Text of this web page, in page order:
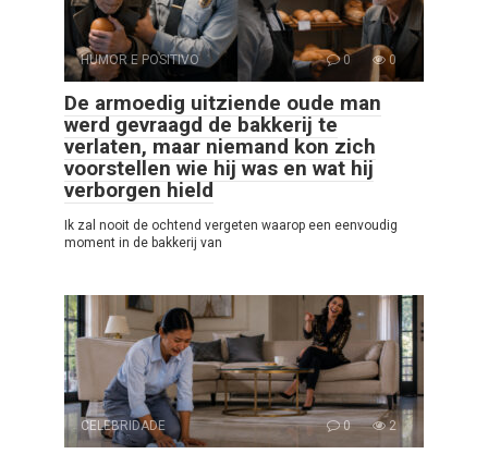
HUMOR E POSITIVO 0 0
De armoedig uitziende oude man
werd gevraagd de bakkerij te
verlaten, maar niemand kon zich
voorstellen wie hij was en wat hij
verborgen hield
Ik zal nooit de ochtend vergeten waarop een eenvoudig
moment in de bakkerij van
CELEBRIDADE 0 2